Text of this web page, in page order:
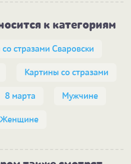
к категориям
стразами Сваровски
Картины со стразами
8 марта Мужчине
Женщине